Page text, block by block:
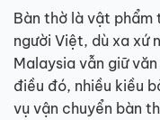
Bàn thờ là vật phẩm
người Việt, dù xa xứ
Malaysia vẫn giữ
điều đó, nhiều kiều
vụ vận chuyển bàn